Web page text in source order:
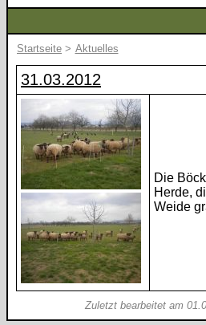
Startseite > Aktuelles
31.03.2012
Die
Herde,
Weide
Zuletzt bearbeitet am